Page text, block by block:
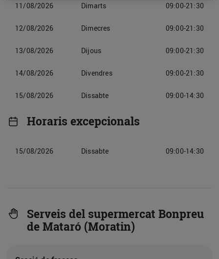
11/08/2026 Dimarts 09:00-21:30
12/08/2026 Dimecres 09:00-21:30
13/08/2026 Dijous 09:00-21:30
14/08/2026 Divendres 09:00-21:30
15/08/2026 Dissabte 09:00-14:30
Horaris excepcionals
15/08/2026 Dissabte 09:00-14:30
Serveis del supermercat Bonpreu
de Mataró (Moratin)